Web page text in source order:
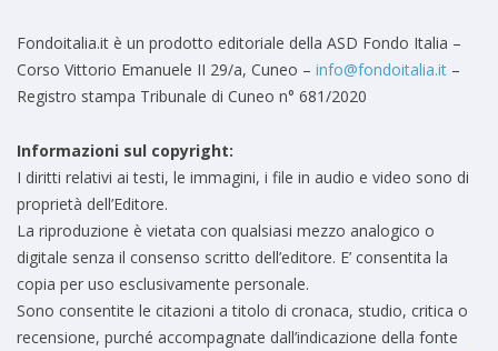
Fondoitalia.it è un prodotto editoriale della ASD Fondo Italia –
Corso Vittorio Emanuele II 29/a, Cuneo – info@fondoitalia.it –
Registro stampa Tribunale di Cuneo n° 681/2020
Informazioni sul copyright:
I diritti relativi ai testi, le immagini, i file in audio e video sono di
proprietà dell’Editore.
La riproduzione è vietata con qualsiasi mezzo analogico o
digitale senza il consenso scritto dell’editore. E’ consentita la
copia per uso esclusivamente personale.
Sono consentite le citazioni a titolo di cronaca, studio, critica o
recensione, purché accompagnate dall’indicazione della fonte